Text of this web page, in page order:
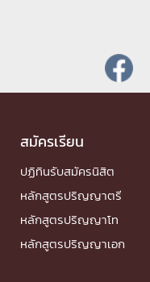
สมัครเรียน
ปฏิทินรับสมัครนิสิต
หลักสูตรปริญญาตรี
หลักสูตรปริญญาโท
หลักสูตรปริญญาเอก